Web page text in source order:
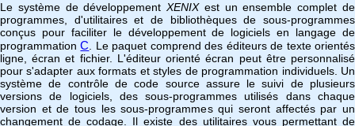
Le système de développementXENIXest un ensemble complet de
programmes, d'utilitaires et de bibliothèques de sous-programmes
conçus pour faciliter le développement de logiciels en langage de
programmationC. Le paquet comprend des éditeurs de texte orientés
ligne, écran et fichier. L'éditeur orienté écran peut être personnalisé
pour s'adapter aux formats et styles de programmation individuels. Un
système de contrôle de code source assure le suivi de plusieurs
versions de logiciels, des sous-programmes utilisés dans chaque
version et de tous les sous-programmes qui seront affectés par un
changement de codage. Il existe des utilitaires vous permettant de